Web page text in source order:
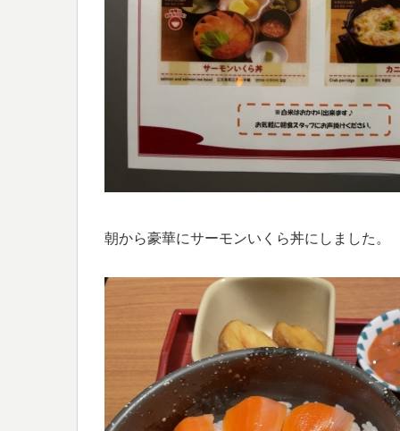
朝から豪華にサーモンいくら丼にしました。